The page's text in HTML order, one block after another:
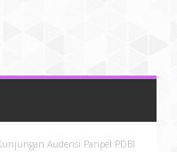
Audensi Panpel PDBI